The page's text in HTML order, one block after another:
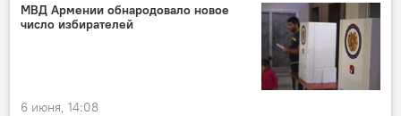
МВД Армении обнародовало новое
число избирателей
6 июня, 14:08